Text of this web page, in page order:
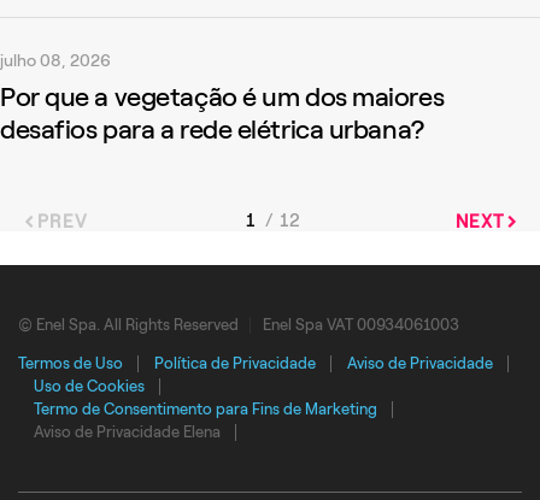
julho 08, 2026
Por que a vegetação é um dos maiores
desafios para a rede elétrica urbana?
PREV 1 12 NEXT
© Enel Spa. All Rights Reserved Enel Spa VAT 00934061003
Termos de Uso Política de Privacidade
Aviso de Privacidade
Uso de Cookies
Termo de Consentimento para Fins de Marketing
Aviso de Privacidade Elena